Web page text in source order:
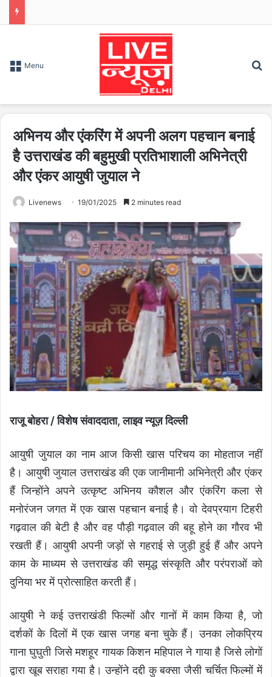
Menu
अभिनय और एंकरिंग में अपनी अलग पहचान बनाई
है उत्तराखंड की बहुमुखी प्रतिभाशाली अभिनेत्री
और एंकर आयुषी जुयाल ने
Livenews 19/01/2025 2 minutes read
राजू बोहरा / विशेष संवाददाता, लाइव न्यूज़ दिल्ली
आयुषी जुयाल का नाम आज किसी खास परिचय का मोहताज नहीं
है। आयुषी जुयाल उत्तराखंड की एक जानीमानी अभिनेत्री और एंकर
हैं जिन्होंने अपने उत्कृष्ट अभिनय कौशल और एंकरिंग कला से
मनोरंजन जगत में एक खास पहचान बनाई है। वो देवप्रयाग टिहरी
गढ़वाल की बेटी है और वह पौड़ी गढ़वाल की बहू होने का गौरव भी
रखती हैं। आयुषी अपनी जड़ों से गहराई से जुड़ी हुई हैं और अपने
काम के माध्यम से उत्तराखंड की समृद्ध संस्कृति और परंपराओं को
दुनिया भर में प्रोत्साहित करती हैं।
आयुषी ने कई उत्तराखंडी फिल्मों और गानों में काम किया है, जो
दर्शकों के दिलों में एक खास जगह बना चुके हैं। उनका लोकप्रिय
गाना घुघुती जिसे मशहूर गायक किशन महिपाल ने गाया है जिसे लोगों
द्वारा खूब सराहा गया है। उन्होंने दद्दी कु बक्सा जैसी चर्चित फिल्मों में